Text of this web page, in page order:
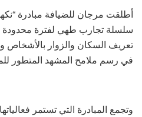
أطلقت مرجان للضيافة مبادرة
سلسلة تجارب طهي لفترة محدودة
تعريف السكان والزوار بالأشخاص
في رسم ملامح المشهد المتطور
وتجمع المبادرة التي تستمر